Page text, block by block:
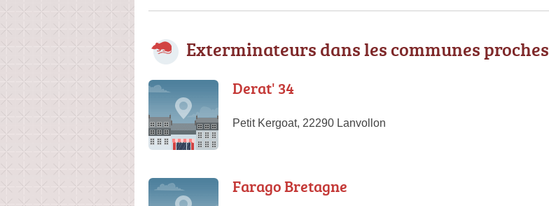
Exterminateurs dans les communes proches
Derat' 34
Petit Kergoat, 22290 Lanvollon
Farago Bretagne